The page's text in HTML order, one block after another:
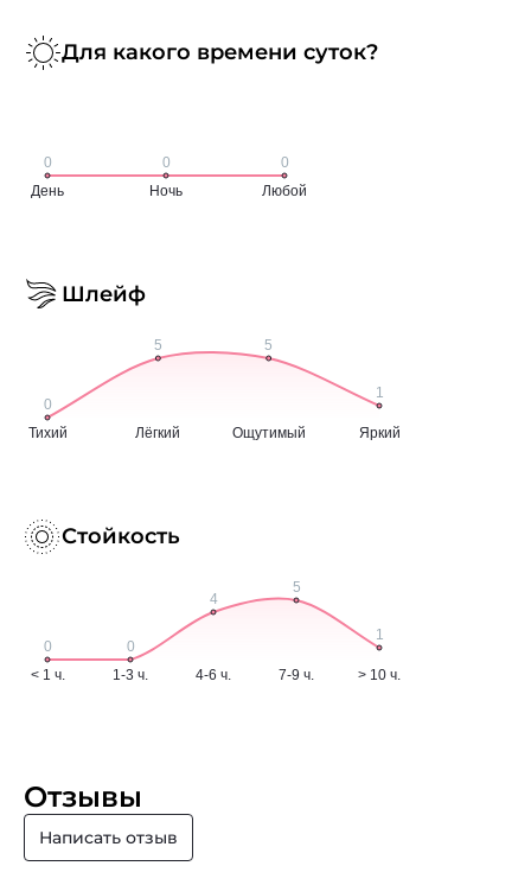
Для какого времени суток?
Шлейф
Стойкость
Отзывы
Написать отзыв